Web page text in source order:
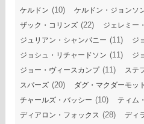
ケルドン (10) ケルドン・ジョンソ
ザック・コリンズ (22) ジェレミー
ジュリアン・シャンパニー (11) ジ
ジョシュ・リチャードソン (11) ジ
ジョー・ヴィースカンプ(11) ステ
スパーズ (20) ダグ・マクダーモット
チャールズ・バッシー (10) ティム
ディアロン・フォックス (28) ディ